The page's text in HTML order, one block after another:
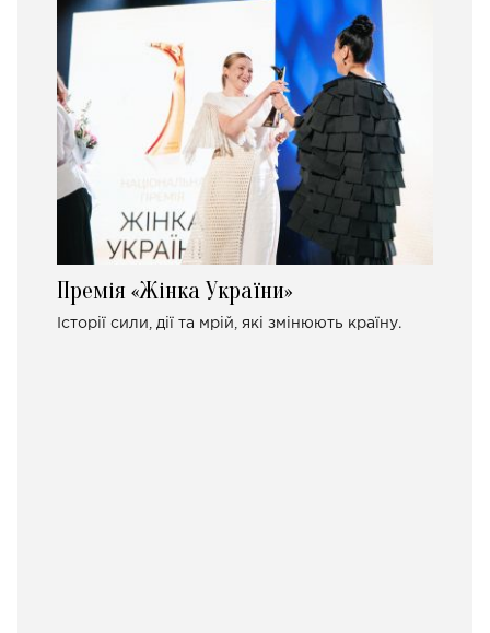
Премія «Жінка України»
Історії сили, дії та мрій, які змінюють країну.